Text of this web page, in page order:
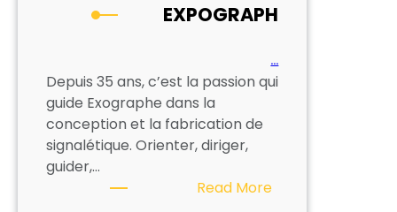
EXPOGRAPH
…
Depuis 35 ans, c’est la passion qui
guide Exographe dans la
conception et la fabrication de
signalétique. Orienter, diriger,
guider,…
Read More: